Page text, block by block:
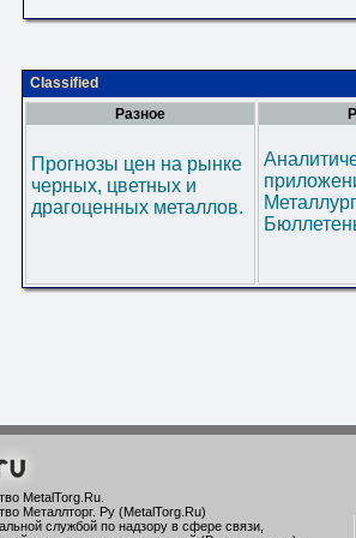
Classified
Разное
Прогнозы цен на рынке
черных, цветных и
драгоценных металлов.
MetalTorg.Ru
Металлторг. Ру (MetalTorg.Ru)
службой по надзору в сфере связи,